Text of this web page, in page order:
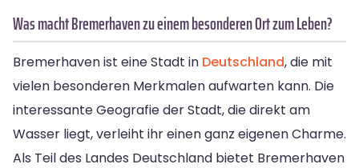
Was macht Bremerhaven zu einem besonderen Ort zum Leben?
Bremerhaven ist eine Stadt in Deutschland, die mit
vielen besonderen Merkmalen aufwarten kann. Die
interessante Geografie der Stadt, die direkt am
Wasser liegt, verleiht ihr einen ganz eigenen Charme.
Als Teil des Landes Deutschland bietet Bremerhaven